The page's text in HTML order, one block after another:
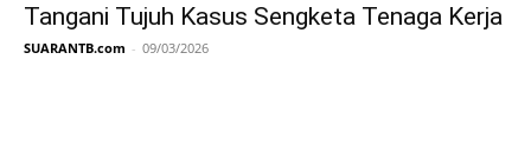
Tangani Tujuh Kasus Sengketa Tenaga Kerja
SUARANTB.com - 09/03/2026